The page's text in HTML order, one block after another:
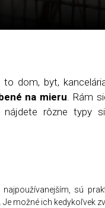
dom, byt,
é na mieru. Rám
nájdete rôzne typy
sú
možné ich kedykoľvek